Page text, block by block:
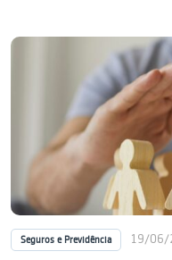
Seguros e Previdência 19/06/